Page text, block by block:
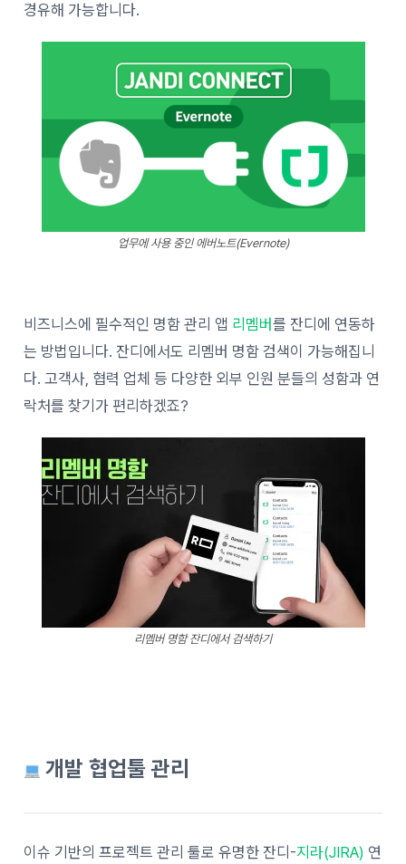
경유해 가능합니다.
업무에 사용 중인 에버노트(Evernote)
비즈니스에 필수적인 명함 관리 앱 리멤버를 잔디에 연동하
는 방법입니다. 잔디에서도 리멤버 명함 검색이 가능해집니
다. 고객사, 협력 업체 등 다양한 외부 인원 분들의 성함과 연
락처를 찾기가 편리하겠죠?
리멤버 명함 잔디에서 검색하기
개발 협업툴 관리
이슈 기반의 프로젝트 관리 툴로 유명한 잔디-지라(JIRA) 연